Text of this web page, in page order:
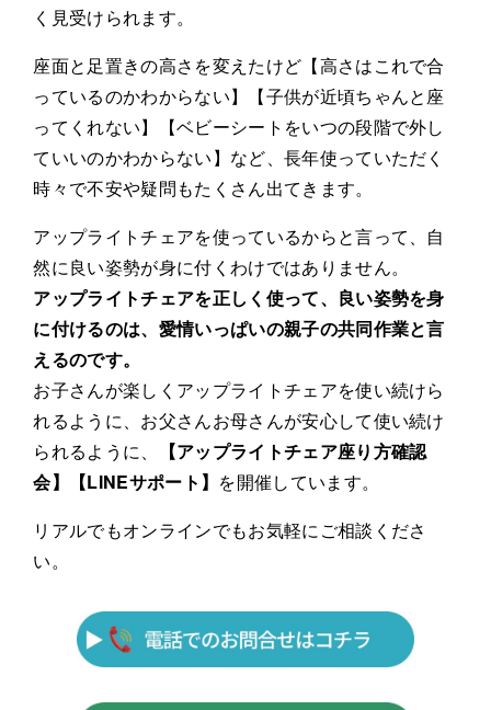
く見受けられます。
座面と足置きの高さを変えたけど【高さはこれで合
っているのかわからない】【子供が近頃ちゃんと座
ってくれない】【ベビーシートをいつの段階で外し
ていいのかわからない】など、長年使っていただく
時々で不安や疑問もたくさん出てきます。
アップライトチェアを使っているからと言って、自
然に良い姿勢が身に付くわけではありません。
アップライトチェアを正しく使って、良い姿勢を身
に付けるのは、愛情いっぱいの親子の共同作業と言
えるのです。
お子さんが楽しくアップライトチェアを使い続けら
れるように、お父さんお母さんが安心して使い続け
られるように、
【アップライトチェア座り方確認
会】【LINEサポート】 を開催しています。
リアルでもオンラインでもお気軽にご相談くださ
い。